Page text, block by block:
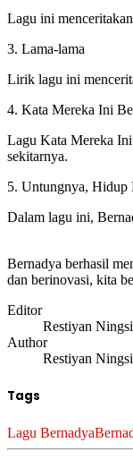
Lagu ini
3. Lama-lama
Lirik lagu ini
4. Kata Mereka Ini
Lagu Kata Mereka Ini
sekitarnya.
5. Untungnya, Hidup
Dalam lagu ini,
Bernadya berhasil
dan berinovasi, kita
Editor
Restiyan
Author
Restiyan
Tags
Lagu Bernadya